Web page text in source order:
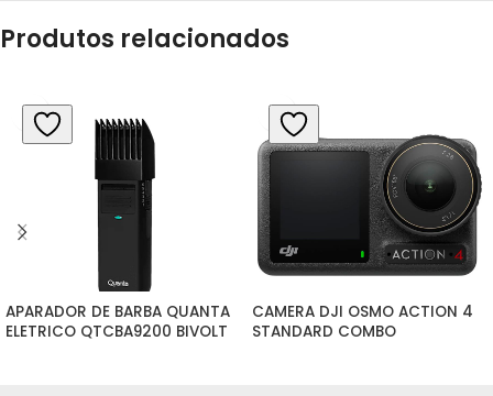
Produtos relacionados
APARADOR DE BARBA QUANTA
ELETRICO QTCBA9200 BIVOLT
CAMERA DJI OSMO ACTION 4
STANDARD COMBO